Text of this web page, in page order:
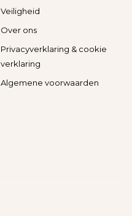
Veiligheid
Over ons
Privacyverklaring & cookie
verklaring
Algemene voorwaarden